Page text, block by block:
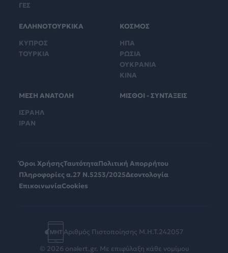
ΓΕΣ
ΕΛΛΗΝΟΤΟΥΡΚΙΚΑ
ΚΥΠΡΟΣ
ΤΟΥΡΚΙΑ
ΚΟΣΜΟΣ
ΗΠΑ
ΡΩΣΙΑ
ΟΥΚΡΑΝΙΑ
ΚΙΝΑ
ΜΕΣΗ ΑΝΑΤΟΛΗ
ΙΣΡΑΗΛ
ΙΡΑΝ
ΜΙΣΘΟΙ - ΣΥΝΤΑΞΕΙΣ
Όροι ΧρήσηςΤαυτότηταΠολιτική Απορρήτου
Πληροφορίες α.27 Ν.5253/2025Δεοντολογία
ΕπικοινωνίαCookies
Αριθμός Πιστοποίησης Μ.Η.Τ.242057
© 2026 onalert.gr. Με επιφύλαξη κάθε νομίμου